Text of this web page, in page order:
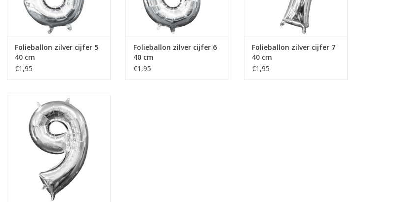
Folieballon zilver cijfer 5
40 cm
€1,95
Folieballon zilver cijfer 6
40 cm
€1,95
Folieballon zilver cijfer 7
40 cm
€1,95
Folieballon zilver cijfer 9 40 cm
TOEVOEGEN AAN WINKELWAGEN